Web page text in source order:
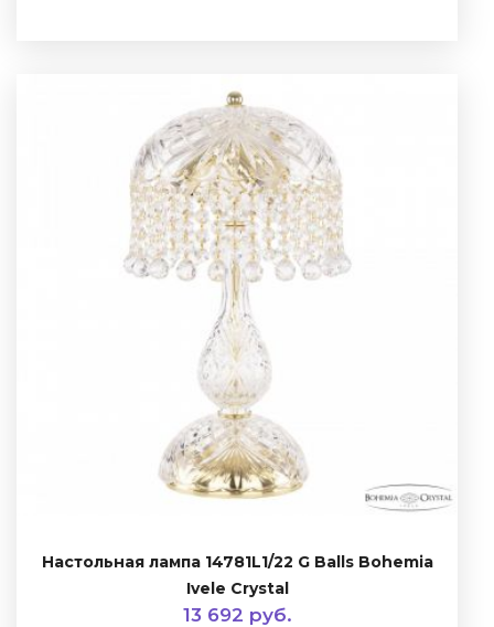
Настольная лампа 14781L1/22 G Balls Bohemia
Ivele Crystal
13 692 руб.